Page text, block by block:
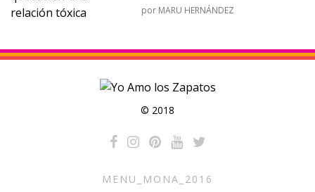
por MARU HERNÁNDEZ
© 2018
MENU_MONA_2016